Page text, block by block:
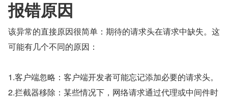
报错原因
该异常的直接原因很简单：期待的请求头在请求中缺失。这
可能有几个不同的原因：
1.客户端忽略：客户端开发者可能忘记添加必要的请求头。
2.拦截器移除：某些情况下，网络请求通过代理或中间件时